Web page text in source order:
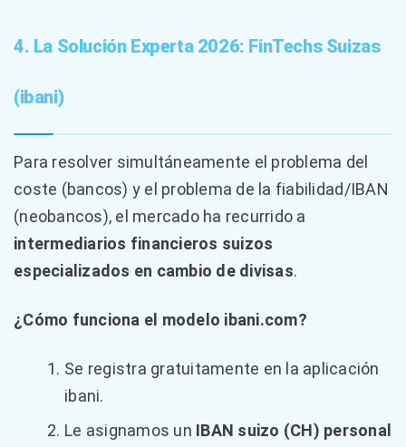
4. La Solución Experta 2026: FinTechs Suizas
(ibani)
Para resolver simultáneamente el problema del
coste (bancos) y el problema de la fiabilidad/IBAN
(neobancos), el mercado ha recurrido a
intermediarios financieros suizos
especializados en cambio de divisas.
¿Cómo funciona el modelo ibani.com?
Se registra gratuitamente en la aplicación
ibani.
Le asignamos un IBAN suizo (CH) personal